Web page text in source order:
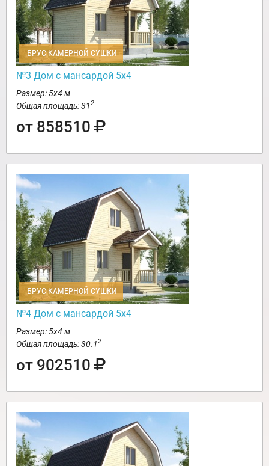
БРУС КАМЕРНОЙ СУШКИ
№3 Дом с мансардой 5х4
Размер: 5х4 м
Общая площадь: 312
от 858510
БРУС КАМЕРНОЙ СУШКИ
№4 Дом с мансардой 5х4
Размер: 5х4 м
Общая площадь: 30.12
от 902510